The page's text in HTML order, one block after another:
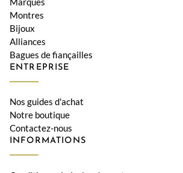
Montres
Bijoux
Alliances
Bagues de fiançailles
ENTREPRISE
Nos guides d'achat
Notre boutique
Contactez-nous
INFORMATIONS